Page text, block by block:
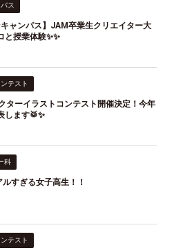
ス
キャンパス】JAM卒業生クリエイター大
と授業体験✨✨
テスト
ターイラストコンテスト開催決定！今年
します🥁✨
科
ルすぎる女子高生！！
テスト